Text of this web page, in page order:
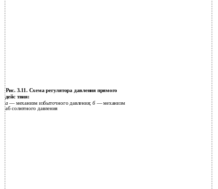
Рис. 3.11. Схема регулятора давления прямого
дейс­ твия:
а— механизм избыточного давления;б — механизм
аб­ солютного давления